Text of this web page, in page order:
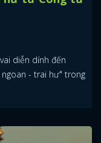
diễn dính đến
- trai hư" trong